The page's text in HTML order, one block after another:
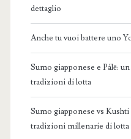
dettaglio
Anche tu vuoi battere uno
Sumo giapponese e Pálē:
tradizioni di lotta
Sumo giapponese vs
tradizioni millenarie di lotta